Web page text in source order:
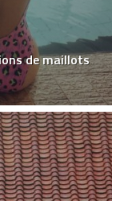
de maillots